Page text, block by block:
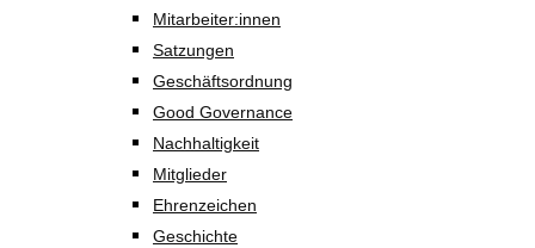
Mitarbeiter:innen
Satzungen
Geschäftsordnung
Good Governance
Nachhaltigkeit
Mitglieder
Ehrenzeichen
Geschichte